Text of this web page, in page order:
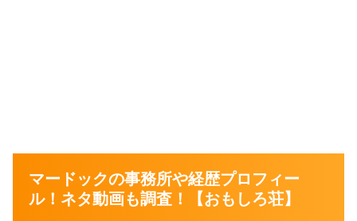
マードックの事務所や経歴プロフィー
ル！ネタ動画も調査！【おもしろ荘】